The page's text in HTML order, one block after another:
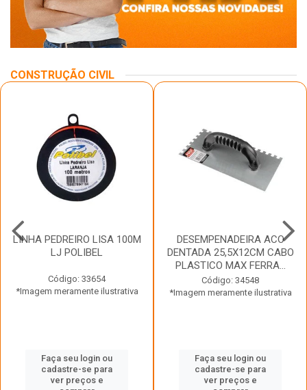
CONSTRUÇÃO CIVIL
LINHA PEDREIRO LISA 100M
LJ POLIBEL
Código: 33654
*Imagem meramente ilustrativa
Faça seu login ou
cadastre-se para
ver preços e
DESEMPENADEIRA ACO
DENTADA 25,5X12CM CABO
PLASTICO MAX FERRA...
Código: 34548
*Imagem meramente ilustrativa
Faça seu login ou
cadastre-se para
ver preços e